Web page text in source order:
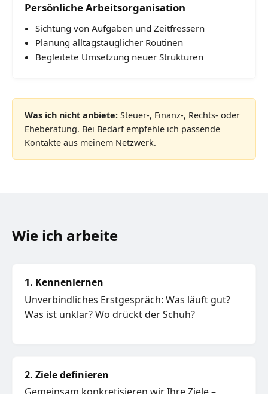
Persönliche Arbeitsorganisation
Sichtung von Aufgaben und Zeitfressern
Planung alltagstauglicher Routinen
Begleitete Umsetzung neuer Strukturen
Was ich nicht anbiete: Steuer-, Finanz-, Rechts- oder
Eheberatung. Bei Bedarf empfehle ich passende
Kontakte aus meinem Netzwerk.
Wie ich arbeite
1. Kennenlernen
Unverbindliches Erstgespräch: Was läuft gut?
Was ist unklar? Wo drückt der Schuh?
2. Ziele definieren